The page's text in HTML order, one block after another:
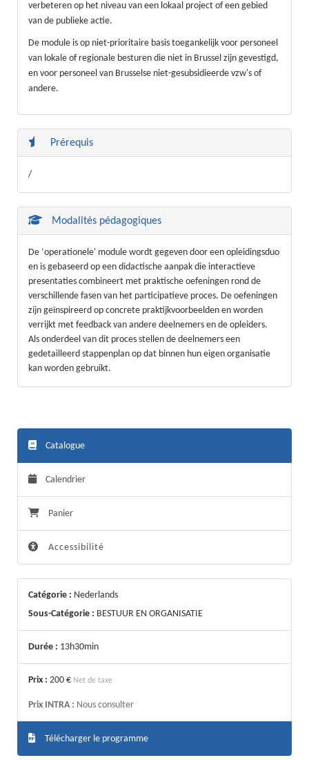
verbeteren op het niveau van een lokaal project of een gebied
van de publieke actie.
De module is op niet-prioritaire basis toegankelijk voor personeel
van lokale of regionale besturen die niet in Brussel zijn gevestigd,
en voor personeel van Brusselse niet-gesubsidieerde vzw's of
andere.
Prérequis
/
Modalités pédagogiques
De ‘operationele' module wordt gegeven door een opleidingsduo
en is gebaseerd op een didactische aanpak die interactieve
presentaties combineert met praktische oefeningen rond de
verschillende fasen van het participatieve proces. De oefeningen
zijn geïnspireerd op concrete praktijkvoorbeelden en worden
verrijkt met feedback van andere deelnemers en de opleiders.
Als onderdeel van dit proces stellen de deelnemers een
gedetailleerd stappenplan op dat binnen hun eigen organisatie
kan worden gebruikt.
Catalogue
Calendrier
Panier
Accessibilité
Catégorie : Nederlands
Sous-Catégorie : BESTUUR EN ORGANISATIE
Durée : 13h30min
Prix : 200 € Net de taxe
Prix INTRA : Nous consulter
Télécharger le programme